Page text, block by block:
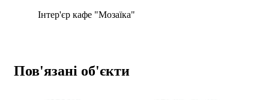
Інтер'єр кафе "Мозаїка"
Пов'язані об'єкти